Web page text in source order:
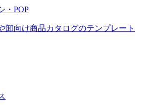
・POP
卸向け商品カタログのテンプレート